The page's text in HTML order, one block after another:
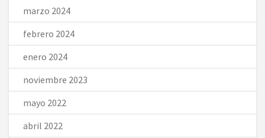
marzo 2024
febrero 2024
enero 2024
noviembre 2023
mayo 2022
abril 2022